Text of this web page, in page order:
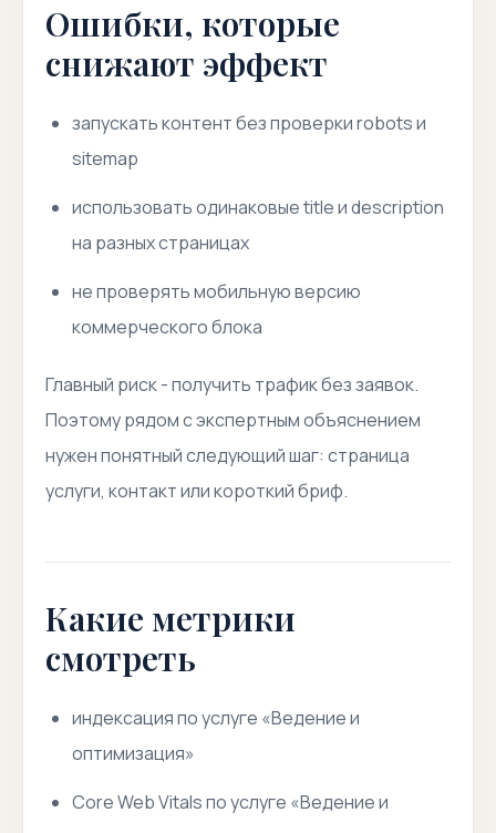
Ошибки, которые
снижают эффект
запускать контент без проверки robots и
sitemap
использовать одинаковые title и description
на разных страницах
не проверять мобильную версию
коммерческого блока
Главный риск - получить трафик без заявок.
Поэтому рядом с экспертным объяснением
нужен понятный следующий шаг: страница
услуги, контакт или короткий бриф.
Какие метрики
смотреть
индексация по услуге «Ведение и
оптимизация»
Core Web Vitals по услуге «Ведение и